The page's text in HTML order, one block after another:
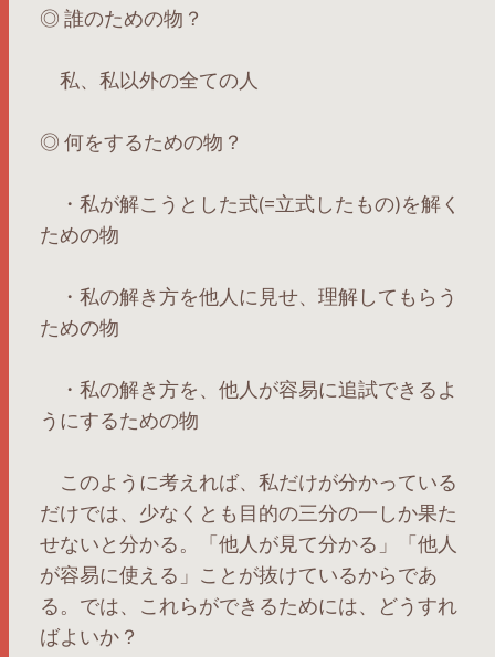
◎ 誰のための物？
私、私以外の全ての人
◎ 何をするための物？
・私が解こうとした式(=立式したもの)を解く
ための物
・私の解き方を他人に見せ、理解してもらう
ための物
・私の解き方を、他人が容易に追試できるよ
うにするための物
このように考えれば、私だけが分かっている
だけでは、少なくとも目的の三分の一しか果た
せないと分かる。「他人が見て分かる」「他人
が容易に使える」ことが抜けているからであ
る。では、これらができるためには、どうすれ
ばよいか？